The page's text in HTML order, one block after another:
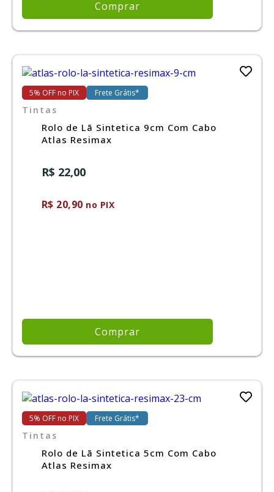
Comprar
5% OFF no PIX Frete Grátis*
Tintas
Rolo de Lã Sintetica 9cm Com Cabo
Atlas Resimax
R$ 22,00
R$ 20,90 no PIX
Comprar
5% OFF no PIX Frete Grátis*
Tintas
Rolo de Lã Sintetica 5cm Com Cabo
Atlas Resimax